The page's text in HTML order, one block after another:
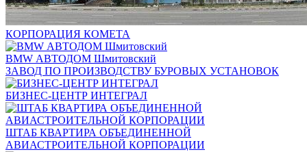
КОРПОРАЦИЯ КОМЕТА
BMW АВТОДОМ Шмитовский
ЗАВОД ПО ПРОИЗВОДСТВУ БУРОВЫХ УСТАНОВОК
БИЗНЕС-ЦЕНТР ИНТЕГРАЛ
ШТАБ КВАРТИРА ОБЪЕДИНЕННОЙ
АВИАСТРОИТЕЛЬНОЙ КОРПОРАЦИИ